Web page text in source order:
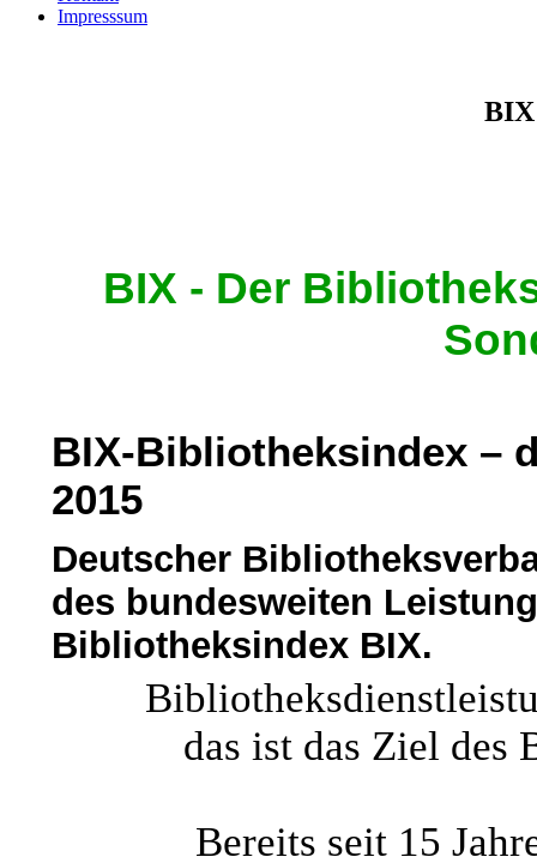
Impresssum
BIX - Der
BIX-Bibliotheksindex –
2015
Deutscher
des bundesweiten
Bibliotheksindex BIX.
das ist das Ziel
Bereits seit 15